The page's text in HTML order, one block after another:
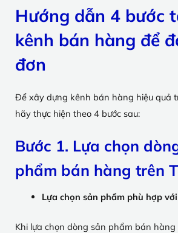
Hướng dẫn 4 bước
kênh bán hàng để
đơn
Để xây dựng kênh bán hàng hiệu quả
hãy thực hiện theo 4 bước sau:
Bước 1. Lựa chọn
phẩm bán hàng trên
Lựa chọn sản phẩm phù hợp
Khi lựa chọn dòng sản phẩm bán hàng